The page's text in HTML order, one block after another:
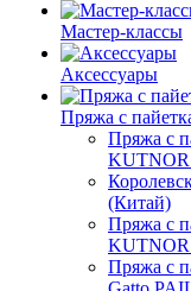
Мастер-классы
Аксессуары
Пряжа с
Пряжа с
KUTNOR
(Китай)
Пряжа с
KUTNOR
Пряжа с